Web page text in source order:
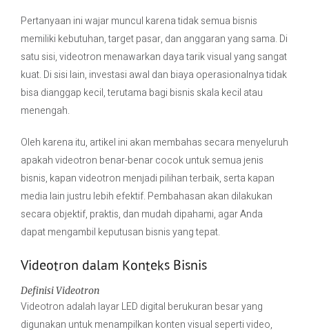
Pertanyaan ini wajar muncul karena tidak semua bisnis
memiliki kebutuhan, target pasar, dan anggaran yang sama. Di
satu sisi, videotron menawarkan daya tarik visual yang sangat
kuat. Di sisi lain, investasi awal dan biaya operasionalnya tidak
bisa dianggap kecil, terutama bagi bisnis skala kecil atau
menengah.
Oleh karena itu, artikel ini akan membahas secara menyeluruh
apakah videotron benar-benar cocok untuk semua jenis
bisnis, kapan videotron menjadi pilihan terbaik, serta kapan
media lain justru lebih efektif. Pembahasan akan dilakukan
secara objektif, praktis, dan mudah dipahami, agar Anda
dapat mengambil keputusan bisnis yang tepat.
Videotron dalam Konteks Bisnis
Definisi Videotron
Videotron adalah layar LED digital berukuran besar yang
digunakan untuk menampilkan konten visual seperti video,